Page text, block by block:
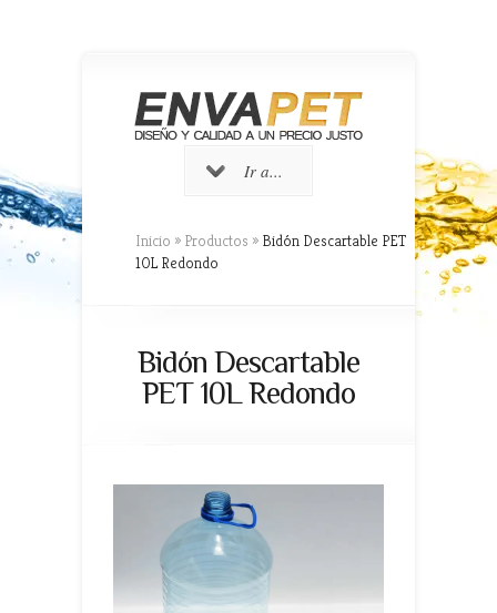
Ir a...
Inicio » Productos » Bidón Descartable PET
10L Redondo
Bidón Descartable
PET 10L Redondo